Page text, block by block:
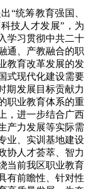
“统筹教育强国、
技人才发展”，为
学习贯彻中共二十
通、产教融合的职
教育改革发展的发
式现代化建设需要
期发展目标贡献力
职业教育体系的重
，进一步结合广西
产力发展等实际需
业、实训基地建设
协人才荟萃、智力
当前我区职业教育
有前瞻性、针对性